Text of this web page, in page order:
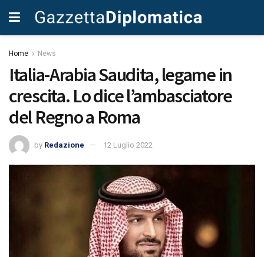
Home News
Italia-Arabia Saudita, legame in
crescita. Lo dice l’ambasciatore
del Regno a Roma
by Redazione 12 Luglio 2022